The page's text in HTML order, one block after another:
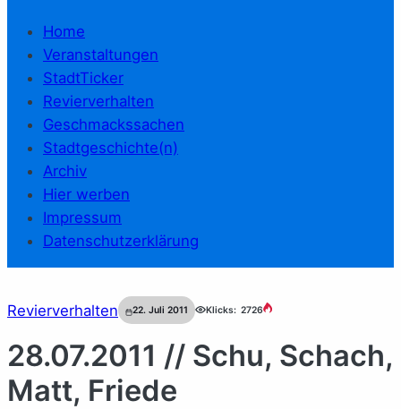
Home
Veranstaltungen
StadtTicker
Revierverhalten
Geschmackssachen
Stadtgeschichte(n)
Archiv
Hier werben
Impressum
Datenschutzerklärung
Revierverhalten 22. Juli 2011 Klicks: 2726
28.07.2011 // Schu, Schach,
Matt, Friede